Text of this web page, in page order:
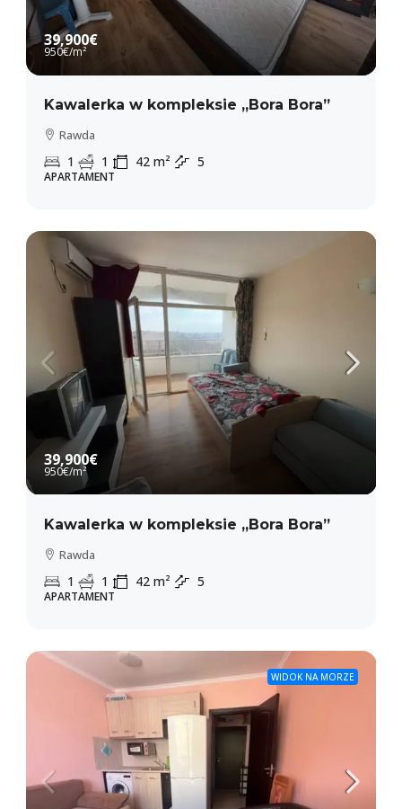
39,900€
950€/m²
Kawalerka w kompleksie „Bora Bora”
Rawda
1 1 42 m² 5
APARTAMENT
39,900€
950€/m²
Kawalerka w kompleksie „Bora Bora”
Rawda
1 1 42 m² 5
APARTAMENT
WIDOK NA MORZE